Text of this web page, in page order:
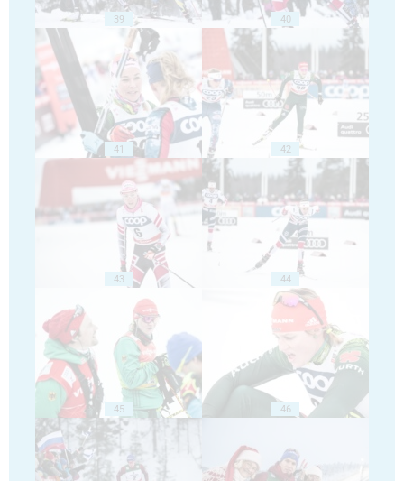
39 40
41 42
43 44
45 46